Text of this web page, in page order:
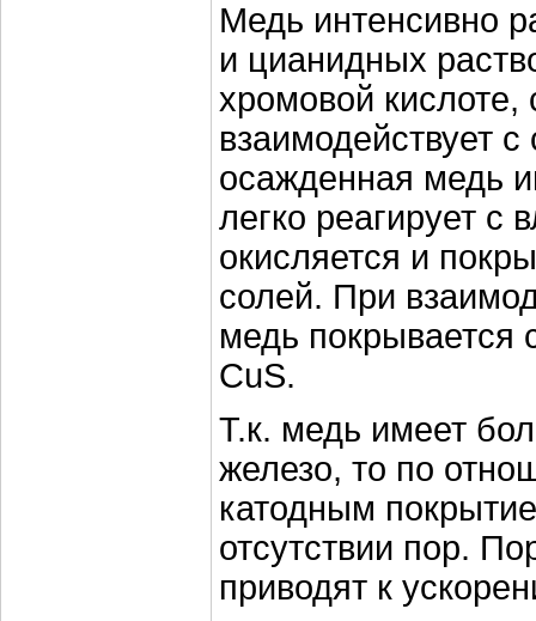
Медь интенсивно
и цианидных
хромовой кислоте,
взаимодействует
осажденная медь
легко реагирует с
окисляется и
солей. При
медь
CuS.
Т.к. медь имеет
железо, то по
катодным
отсутствии пор.
приводят к